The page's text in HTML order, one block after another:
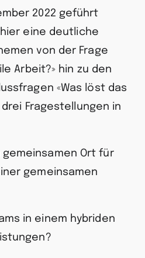
2022 geführt
eine deutliche
von der Frage
Arbeit?» hin zu den
«Was löst das
drei Fragestellungen in
Ort für
gemeinsamen
in einem hybriden